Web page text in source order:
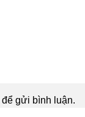
để gửi bình luận.